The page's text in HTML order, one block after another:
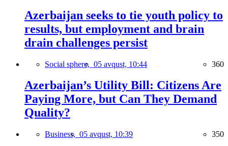
Azerbaijan seeks to tie youth policy to
results, but employment and brain
drain challenges persist
Social sphere, 05 avqust, 10:44 360
Azerbaijan’s Utility Bill: Citizens Are
Paying More, but Can They Demand
Quality?
Business, 05 avqust, 10:39 350